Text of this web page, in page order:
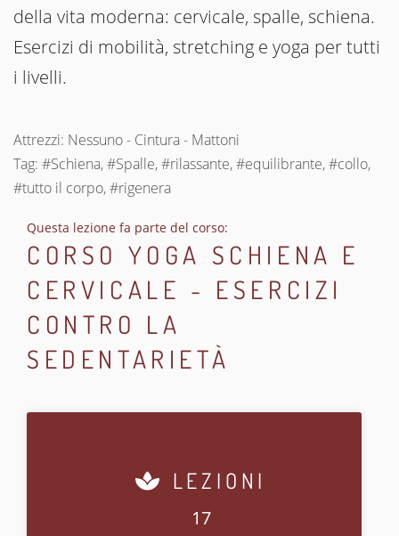
della vita moderna: cervicale, spalle, schiena.
Esercizi di mobilità, stretching e yoga per tutti
i livelli.
Attrezzi: Nessuno - Cintura - Mattoni
Tag: #Schiena, #Spalle, #rilassante, #equilibrante, #collo,
#tutto il corpo, #rigenera
Questa lezione fa parte del corso:
CORSO YOGA SCHIENA E
CERVICALE - ESERCIZI
CONTRO LA
SEDENTARIETÀ
LEZIONI
17